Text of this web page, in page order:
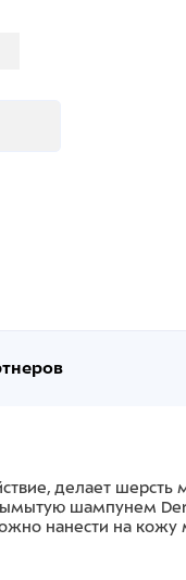
делает шерсть
шампунем
нанести на кожу